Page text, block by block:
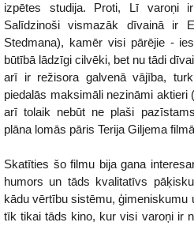
izpētes studija. Proti, Lī varoņi
Salīdzinoši vismazāk dīvainā ir
Stedmana), kamēr visi pārējie -
būtībā lādzīgi cilvēki, bet nu tādi
arī ir režisora galvenā vājība,
piedalās maksimāli nezināmi
arī tolaik nebūt ne plaši
plāna lomās pāris Terija Giljema
Skatīties šo filmu bija gana
humors un tāds kvalitatīvs
kādu vērtību sistēmu,
tīk tikai tāds kino, kur visi varoņi ir